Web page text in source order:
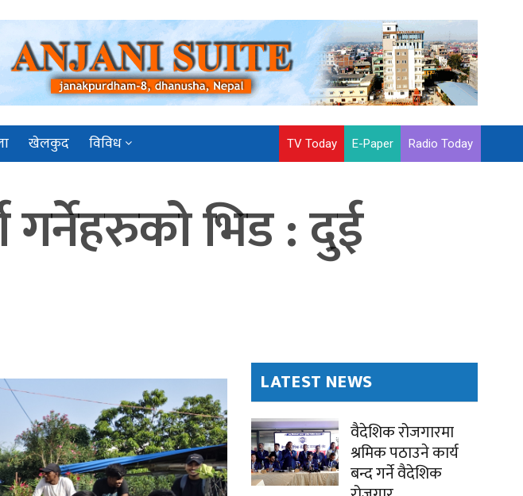
खेलकुद विविध TV Today E-Paper Radio Today
गर्नेहरुको भिड : दुई
LATEST NEWS
वैदेशिक रोजगारमा
श्रमिक पठाउने कार्य
बन्द गर्ने वैदेशिक